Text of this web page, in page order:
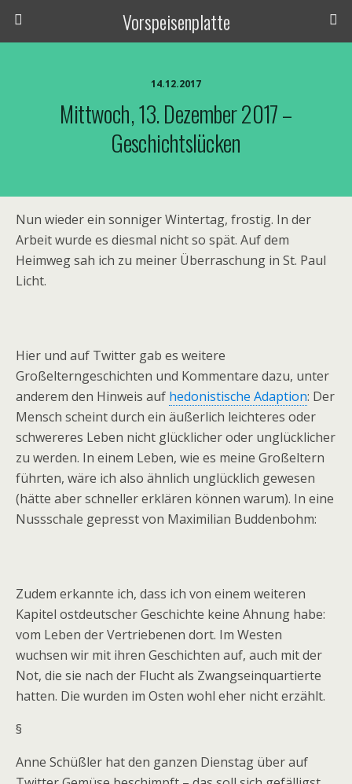
Vorspeisenplatte
14.12.2017
Mittwoch, 13. Dezember 2017 –
Geschichtslücken
Nun wieder ein sonniger Wintertag, frostig. In der
Arbeit wurde es diesmal nicht so spät. Auf dem
Heimweg sah ich zu meiner Überraschung in St. Paul
Licht.
Hier und auf Twitter gab es weitere
Großelterngeschichten und Kommentare dazu, unter
anderem den Hinweis auf hedonistische Adaption: Der
Mensch scheint durch ein äußerlich leichteres oder
schwereres Leben nicht glücklicher oder unglücklicher
zu werden. In einem Leben, wie es meine Großeltern
führten, wäre ich also ähnlich unglücklich gewesen
(hätte aber schneller erklären können warum). In eine
Nussschale gepresst von Maximilian Buddenbohm:
Zudem erkannte ich, dass ich von einem weiteren
Kapitel ostdeutscher Geschichte keine Ahnung habe:
vom Leben der Vertriebenen dort. Im Westen
wuchsen wir mit ihren Geschichten auf, auch mit der
Not, die sie nach der Flucht als Zwangseinquartierte
hatten. Die wurden im Osten wohl eher nicht erzählt.
§
Anne Schüßler hat den ganzen Dienstag über auf